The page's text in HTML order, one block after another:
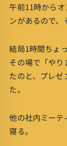
午前11時から
ンがあるので、
結局1時間ちょ
その場で「やり
たのと、プレゼ
た。
他の社内ミーテ
寝る。